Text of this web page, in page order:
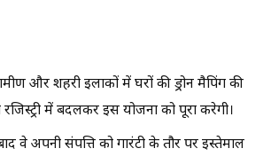
और शहरी इलाकों में घरों की ड्रोन मैपिंग की
में बदलकर इस योजना को पूरा करेगी।
वे अपनी संपत्ति को गारंटी के तौर पर इस्तेमाल